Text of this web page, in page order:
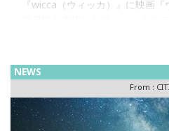
『wicca（ウィッカ）』に映画
売シチズン時計株式会社は、10
NEWS
From :